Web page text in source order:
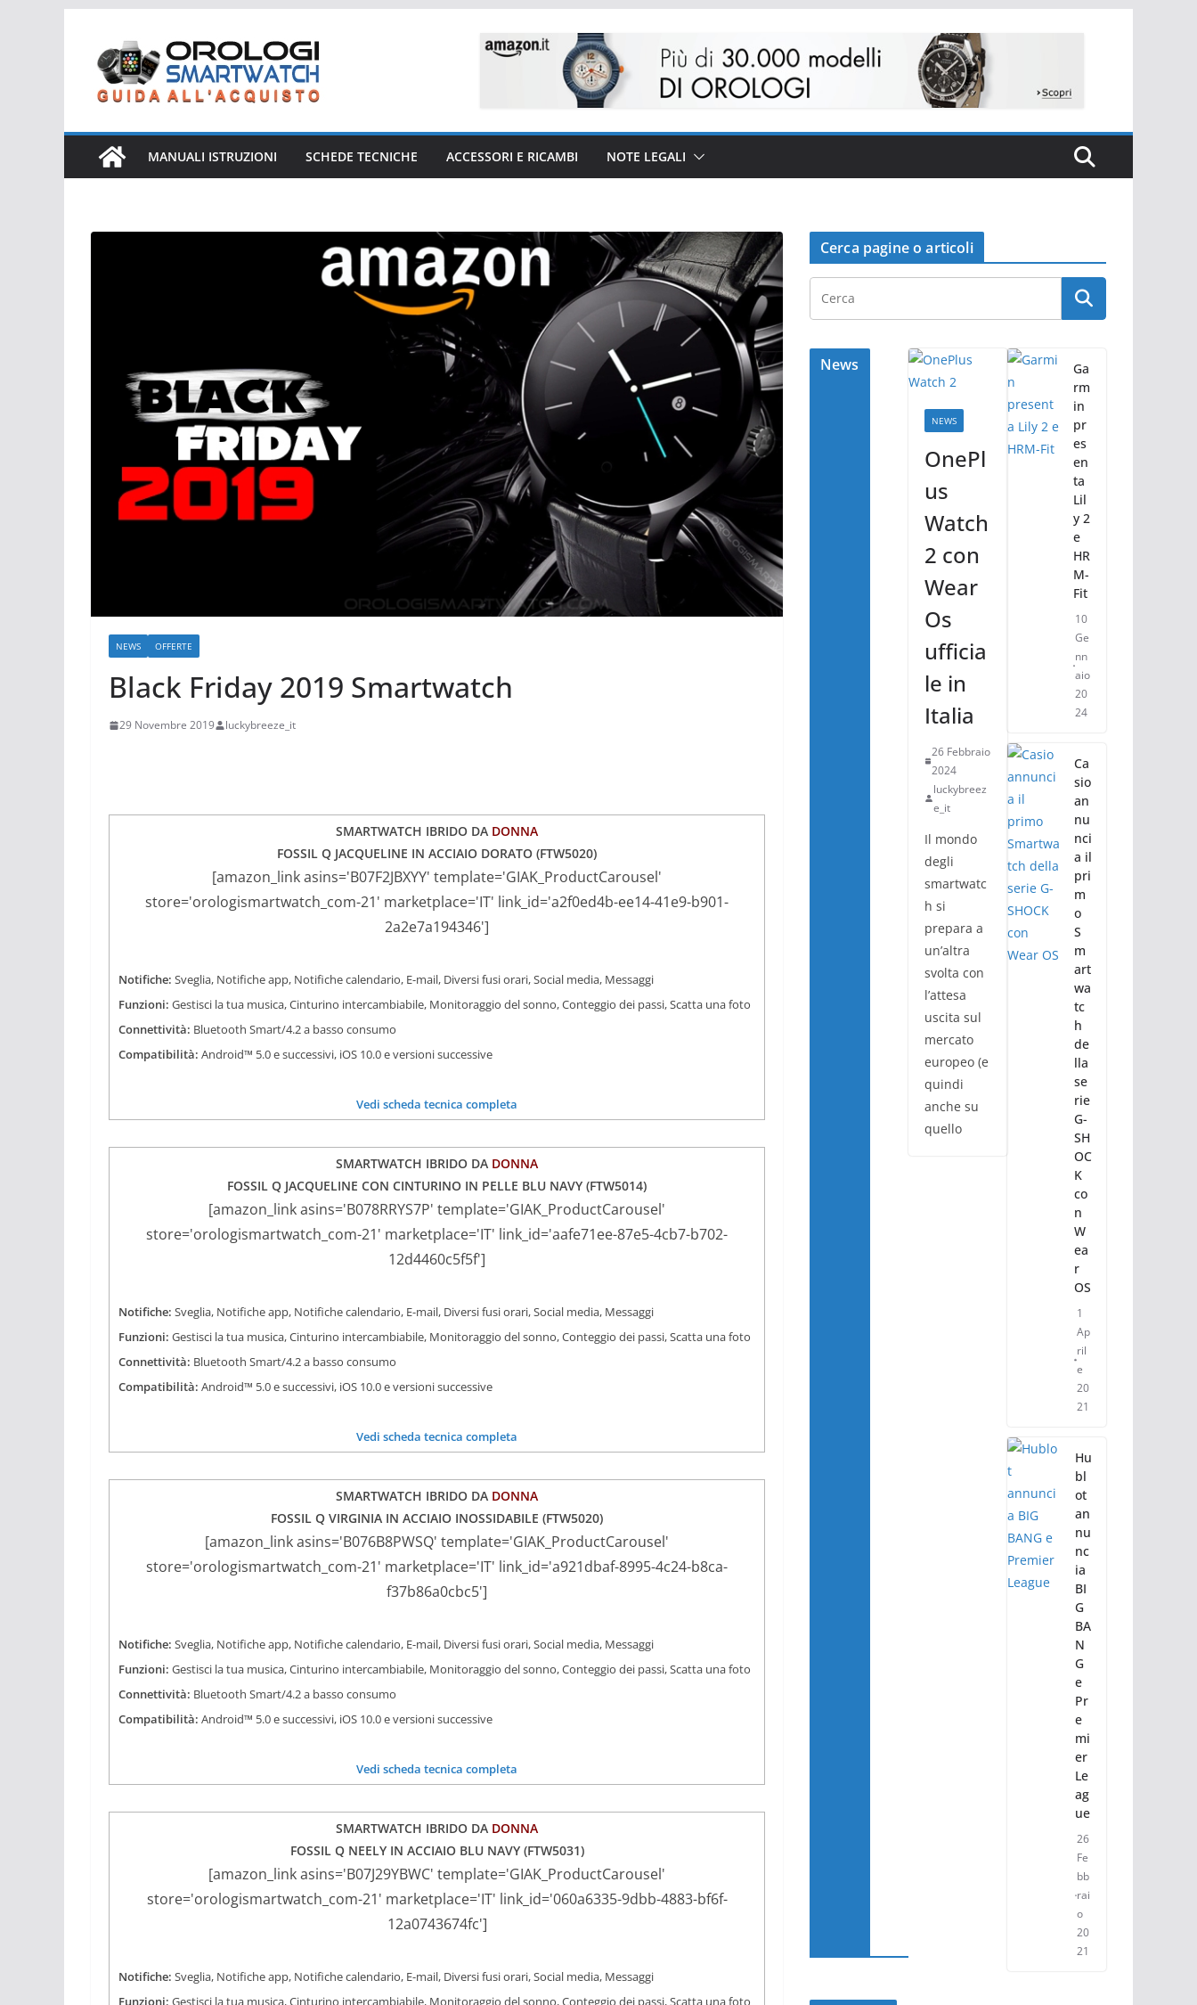
contenuto
MANUALI ISTRUZIONI SCHEDE TECNICHE ACCESSORI E RICAMBI NOTE LEGALI
NEWS OFFERTE
Black Friday 2019 Smartwatch
29 Novembre 2019 luckybreeze_it
SMARTWATCH IBRIDO DA DONNA
FOSSIL Q JACQUELINE IN ACCIAIO DORATO (FTW5020)
[amazon_link asins='B07F2JBXYY' template='GIAK_ProductCarousel'
store='orologismartwatch_com-21' marketplace='IT' link_id='a2f0ed4b-ee14-41e9-b901-
2a2e7a194346']
Notifiche: Sveglia, Notifiche app, Notifiche calendario, E-mail, Diversi fusi orari, Social media, Messaggi
Funzioni: Gestisci la tua musica, Cinturino intercambiabile, Monitoraggio del sonno, Conteggio dei passi, Scatta una foto
Connettività: Bluetooth Smart/4.2 a basso consumo
Compatibilità: Android™ 5.0 e successivi, iOS 10.0 e versioni successive
Vedi scheda tecnica completa
SMARTWATCH IBRIDO DA DONNA
FOSSIL Q JACQUELINE CON CINTURINO IN PELLE BLU NAVY (FTW5014)
[amazon_link asins='B078RRYS7P' template='GIAK_ProductCarousel'
store='orologismartwatch_com-21' marketplace='IT' link_id='aafe71ee-87e5-4cb7-b702-
12d4460c5f5f']
Notifiche: Sveglia, Notifiche app, Notifiche calendario, E-mail, Diversi fusi orari, Social media, Messaggi
Funzioni: Gestisci la tua musica, Cinturino intercambiabile, Monitoraggio del sonno, Conteggio dei passi, Scatta una foto
Connettività: Bluetooth Smart/4.2 a basso consumo
Compatibilità: Android™ 5.0 e successivi, iOS 10.0 e versioni successive
Vedi scheda tecnica completa
SMARTWATCH IBRIDO DA DONNA
FOSSIL Q VIRGINIA IN ACCIAIO INOSSIDABILE (FTW5020)
[amazon_link asins='B076B8PWSQ' template='GIAK_ProductCarousel'
store='orologismartwatch_com-21' marketplace='IT' link_id='a921dbaf-8995-4c24-b8ca-
f37b86a0cbc5']
Notifiche: Sveglia, Notifiche app, Notifiche calendario, E-mail, Diversi fusi orari, Social media, Messaggi
Funzioni: Gestisci la tua musica, Cinturino intercambiabile, Monitoraggio del sonno, Conteggio dei passi, Scatta una foto
Connettività: Bluetooth Smart/4.2 a basso consumo
Compatibilità: Android™ 5.0 e successivi, iOS 10.0 e versioni successive
Vedi scheda tecnica completa
SMARTWATCH IBRIDO DA DONNA
FOSSIL Q NEELY IN ACCIAIO BLU NAVY (FTW5031)
[amazon_link asins='B07J29YBWC' template='GIAK_ProductCarousel'
store='orologismartwatch_com-21' marketplace='IT' link_id='060a6335-9dbb-4883-bf6f-
12a0743674fc']
Notifiche: Sveglia, Notifiche app, Notifiche calendario, E-mail, Diversi fusi orari, Social media, Messaggi
Funzioni: Gestisci la tua musica, Cinturino intercambiabile, Monitoraggio del sonno, Conteggio dei passi, Scatta una foto
Cerca pagine o articoli
News
NEWS
OnePl
us
Watch
2 con
Wear
Os
ufficia
le in
Italia
26 Febbraio
2024
luckybreez
e_it
Il mondo
degli
smartwatc
h si
prepara a
un’altra
svolta con
l’attesa
uscita sul
mercato
europeo (e
quindi
anche su
quello
Ga
rm
in
pr
es
en
ta
Lil
y 2
e
HR
M-
Fit
10
Ge
nn
aio
20
24
Ca
sio
an
nu
nci
a il
pri
m
o
S
m
art
wa
tc
h
de
lla
se
rie
G-
SH
OC
K
co
n
W
ea
r
OS
1
Ap
ril
e
20
21
Hu
bl
ot
an
nu
nc
ia
BI
G
BA
N
G
e
Pr
e
mi
er
Le
ag
ue
26
Fe
bb
rai
o
20
21